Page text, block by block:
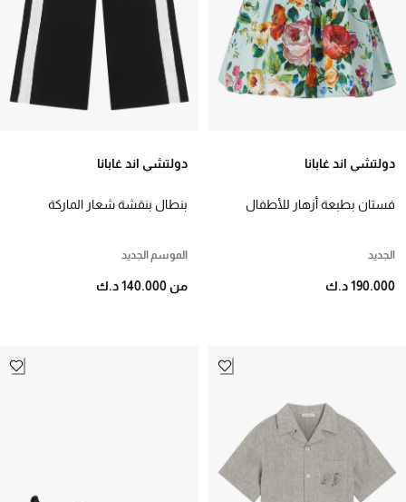
فستان بطبعة أزهار للأطفال
دولتشي اند غابانا
الجديد
190.000 د.ك
بنطال بنقشة شعار الماركة
دولتشي اند غابانا
الموسم الجديد
من 140.000 د.ك